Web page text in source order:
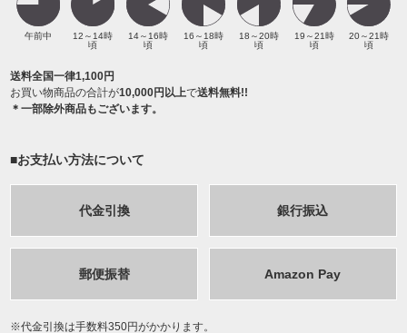
午前中
12～14時
頃
14～16時
頃
16～18時
頃
18～20時
頃
19～21時
頃
20～21時
頃
送料全国一律1,100円
お買い物商品の合計が10,000円以上で送料無料!!
＊一部除外商品もございます。
■お支払い方法について
代金引換 銀行振込
郵便振替 Amazon Pay
代金引換は手数料350円がかかります。